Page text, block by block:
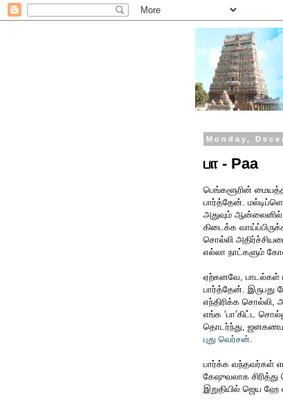
Monday,
பா - Paa
பெங்களூரின்
பார்த்தேன்.
அதுவும் ஆன்லைனில்
கிடைக்க
சொல்லி
எல்லா நாட்களும்
ஏற்கனவே, பாடல்கள்
பார்த்தேன். இருபது
எந்திரிக்க சொல்லி,
எங்க ‘பா’கிட்ட
தொடர்ந்து,
புது வெர்சன்
பார்க்க வந்தவர்கள்
கேஷுவலாக
இறுதியில் ஜெய ஹே